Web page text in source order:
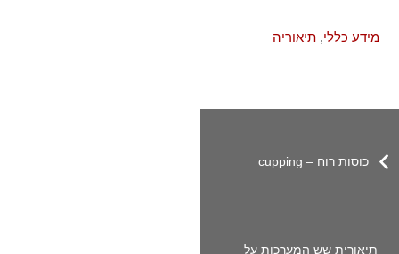
מידע כללי,תיאוריה
כוסות רוח – cupping
תיאורית שש המערכות על